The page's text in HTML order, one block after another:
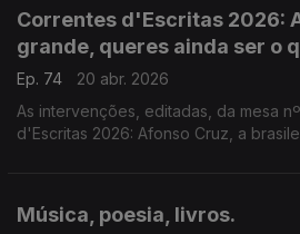
Correntes d'Escritas 2026:
grande, queres ainda ser o
Ep. 74
20 abr. 2026
As intervenções, editadas, da mesa
d'Escritas 2026: Afonso Cruz, a
Música, poesia, livros.